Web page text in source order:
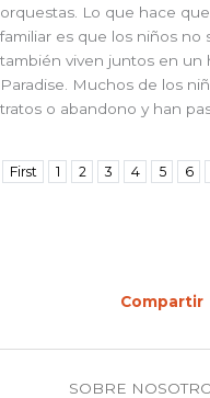
orquestas. Lo que hace
familiar es que los niños no
también viven juntos en un
Paradise. Muchos de los
tratos o abandono y han
First 1 2 3 4 5 6
Compartir
SOBRE